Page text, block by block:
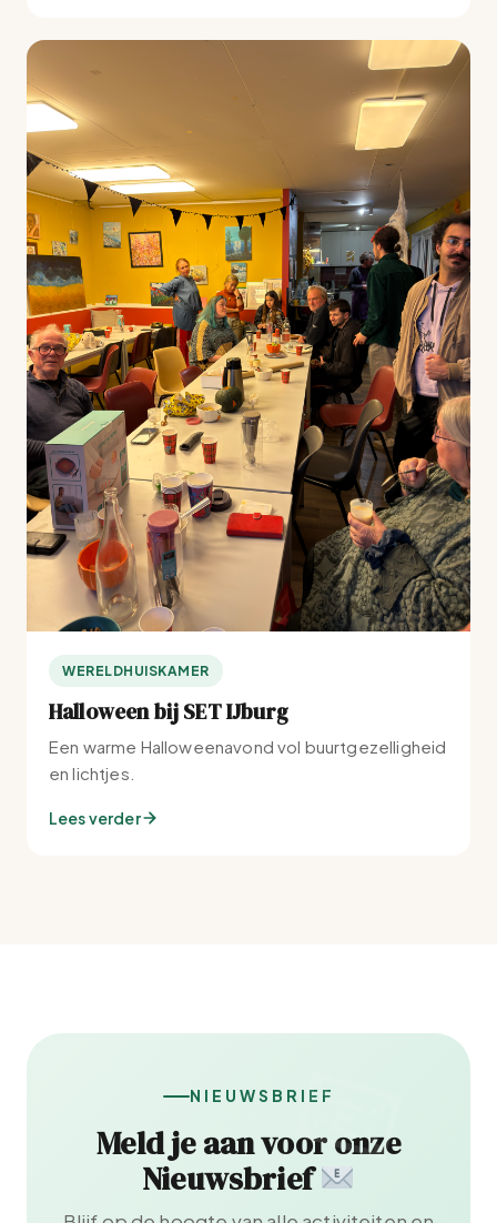
WERELDHUISKAMER
Halloween bij SET IJburg
Een warme Halloweenavond vol buurtgezelligheid
en lichtjes.
Lees verder
NIEUWSBRIEF
Meld je aan voor onze
Nieuwsbrief